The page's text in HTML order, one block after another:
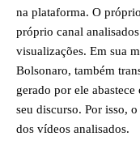
na plataforma. O
próprio canal
visualizações. Em sua
Bolsonaro, também
gerado por ele
seu discurso. Por isso,
dos vídeos analisados.